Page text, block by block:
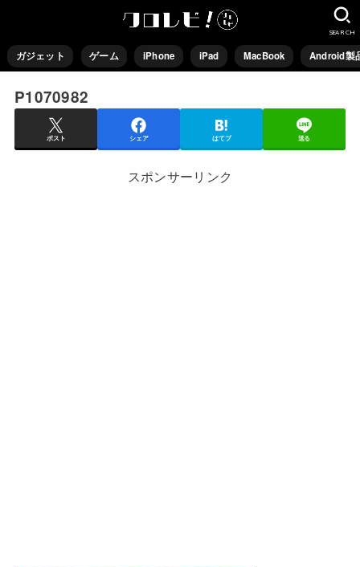
ガジェット ゲーム iPhone iPad MacBook Android製
SEARCH
P1070982
ポスト シェア はてブ 送る
スポンサーリンク